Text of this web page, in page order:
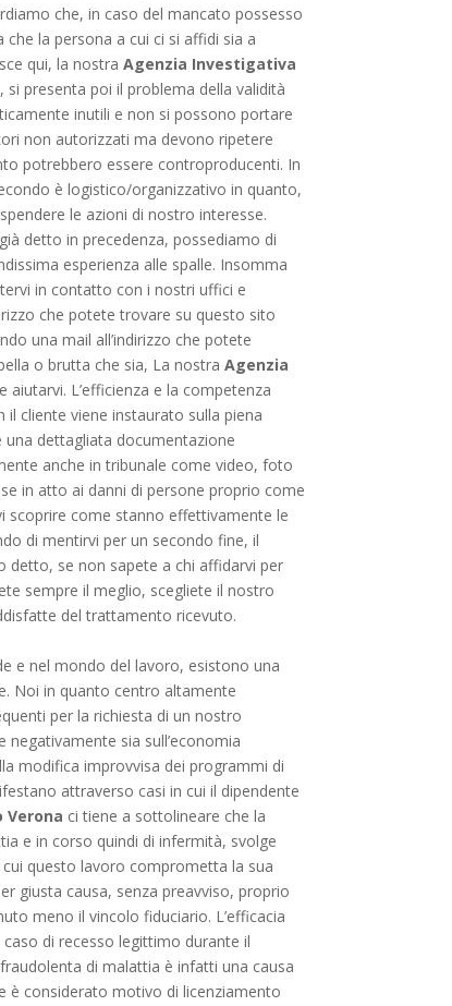
che, in caso del mancato possesso
che la persona a cui ci si affidi sia a
qui, la nostraAgenzia Investigativa
presenta poi il problema della validità
inutili e non si possono portare
non autorizzati ma devono ripetere
potrebbero essere controproducenti. In
è logistico/organizzativo in quanto,
le azioni di nostro interesse.
detto in precedenza, possediamo di
esperienza alle spalle. Insomma
in contatto con i nostri uffici e
che potete trovare su questo sito
una mail all’indirizzo che potete
o brutta che sia, La nostraAgenzia
L’efficienza e la competenza
cliente viene instaurato sulla piena
dettagliata documentazione
anche in tribunale come video, foto
in atto ai danni di persone proprio come
scoprire come stanno effettivamente le
di mentirvi per un secondo fine, il
detto, se non sapete a chi affidarvi per
sempre il meglio, scegliete il nostro
del trattamento ricevuto.
e nel mondo del lavoro, esistono una
Noi in quanto centro altamente
per la richiesta di un nostro
sia sull’economia
modifica improvvisa dei programmi di
attraverso casi in cui il dipendente
Verona ci tiene a sottolineare che la
e in corso quindi di infermità, svolge
questo lavoro comprometta la sua
giusta causa, senza preavviso, proprio
meno il vincolo fiduciario. L’efficacia
di recesso legittimo durante il
di malattia è infatti una causa
è considerato motivo di licenziamento